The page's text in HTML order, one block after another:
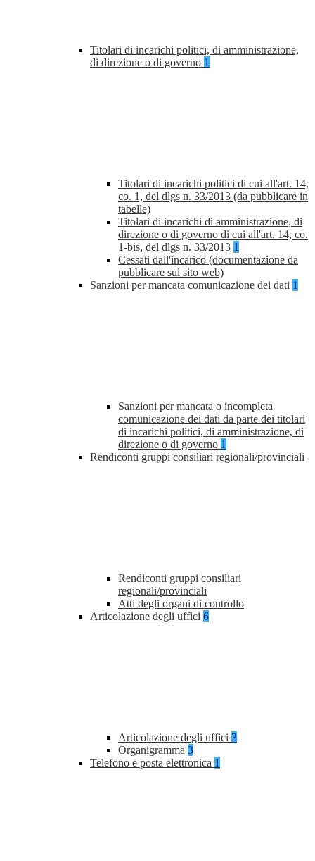
Titolari di incarichi politici, di amministrazione,
di direzione o di governo 1
Titolari di incarichi politici di cui all'art. 14,
co. 1, del dlgs n. 33/2013 (da pubblicare in
tabelle)
Titolari di incarichi di amministrazione, di
direzione o di governo di cui all'art. 14, co.
1-bis, del dlgs n. 33/2013 1
Cessati dall'incarico (documentazione da
pubblicare sul sito web)
Sanzioni per mancata comunicazione dei dati 1
Sanzioni per mancata o incompleta
comunicazione dei dati da parte dei titolari
di incarichi politici, di amministrazione, di
direzione o di governo 1
Rendiconti gruppi consiliari regionali/provinciali
Rendiconti gruppi consiliari
regionali/provinciali
Atti degli organi di controllo
Articolazione degli uffici 6
Articolazione degli uffici 3
Organigramma 3
Telefono e posta elettronica 1